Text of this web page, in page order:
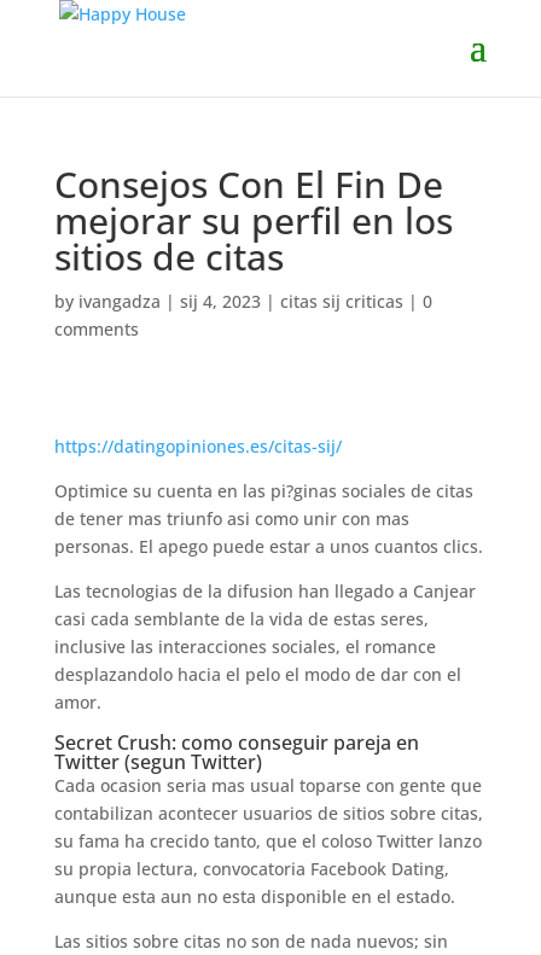
Consejos Con El Fin De
mejorar su perfil en los
sitios de citas
by ivangadza | sij 4, 2023| citas sij criticas | 0
comments
https://datingopiniones.es/citas-sij/
Optimice su cuenta en las pi?ginas sociales de citas
de tener mas triunfo asi­ como unir con mas
personas. El apego puede estar a unos cuantos clics.
Las tecnologias de la difusion han llegado a Canjear
casi cada semblante de la vida de estas seres,
inclusive las interacciones sociales, el romance
desplazandolo hacia el pelo el modo de dar con el
amor.
Secret Crush: como conseguir pareja en
Twitter (segun Twitter)
Cada ocasion seri­a mas usual toparse con gente que
contabilizan acontecer usuarios de sitios sobre citas,
su fama ha crecido tanto, que el coloso Twitter lanzo
su propia lectura, convocatoria Facebook Dating,
aunque esta aun no esta disponible en el estado.
Las sitios sobre citas no son de nada nuevos; sin